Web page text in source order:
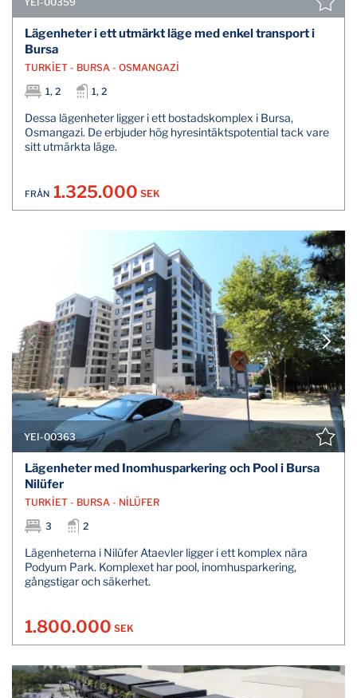
Lägenheter i ett utmärkt läge med enkel transport i
Bursa
TURKİET - BURSA - OSMANGAZİ
1, 2
1, 2
Dessa lägenheter ligger i ett bostadskomplex i Bursa,
Osmangazi. De erbjuder hög hyresintäktspotential tack vare
sitt utmärkta läge.
FRÅN 1.325.000 SEK
YEI-00363
Lägenheter med Inomhusparkering och Pool i Bursa
Nilüfer
TURKİET - BURSA - NİLÜFER
3
2
Lägenheterna i Nilüfer Ataevler ligger i ett komplex nära
Podyum Park. Komplexet har pool, inomhusparkering,
gångstigar och säkerhet.
1.800.000 SEK